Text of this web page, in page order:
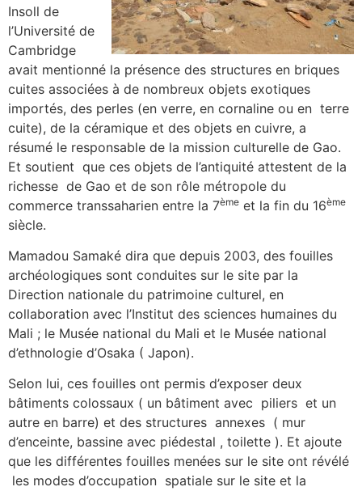
Insoll de
l’Université de
Cambridge
avait mentionné la présence des structures en briques
cuites associées à de nombreux objets exotiques
importés, des perles (en verre, en cornaline ou en terre
cuite), de la céramique et des objets en cuivre, a
résumé le responsable de la mission culturelle de Gao.
Et soutient que ces objets de l’antiquité attestent de la
richesse de Gao et de son rôle métropole du
commerce transsaharien entre la 7ème et la fin du 16ème
siècle.
Mamadou Samaké dira que depuis 2003, des fouilles
archéologiques sont conduites sur le site par la
Direction nationale du patrimoine culturel, en
collaboration avec l’Institut des sciences humaines du
Mali ; le Musée national du Mali et le Musée national
d’ethnologie d’Osaka ( Japon).
Selon lui, ces fouilles ont permis d’exposer deux
bâtiments colossaux ( un bâtiment avec piliers et un
autre en barre) et des structures annexes ( mur
d’enceinte, bassine avec piédestal , toilette ). Et ajoute
que les différentes fouilles menées sur le site ont révélé
les modes d’occupation spatiale sur le site et la